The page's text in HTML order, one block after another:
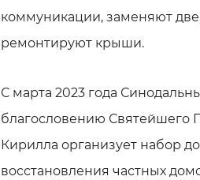
коммуникации, заменяют
ремонтируют крыши.
С марта 2023 года
благословению Святейшего
Кирилла организует набор
восстановления частных